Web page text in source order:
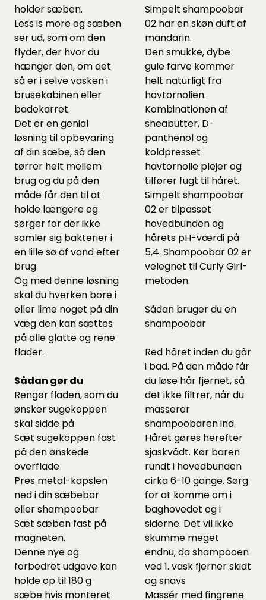
holder sæben.
Less is more og sæben
ser ud, som om den
flyder, der hvor du
hænger den, om det
så er i selve vasken i
brusekabinen eller
badekarret.
Det er en genial
løsning til opbevaring
af din sæbe, så den
tørrer helt mellem
brug og du på den
måde får den til at
holde længere og
sørger for der ikke
samler sig bakterier i
en lille sø af vand efter
brug.
Og med denne løsning
skal du hverken bore i
eller lime noget på din
væg den kan sættes
på alle glatte og rene
flader.
Sådan gør du
Rengør fladen, som du
ønsker sugekoppen
skal sidde på
Sæt sugekoppen fast
på den ønskede
overflade
Pres metal-kapslen
ned i din sæbebar
eller shampoobar
Sæt sæben fast på
magneten.
Denne nye og
forbedret udgave kan
holde op til 180 g
sæbe hvis monteret
Simpelt shampoobar
02 har en skøn duft af
mandarin.
Den smukke, dybe
gule farve kommer
helt naturligt fra
havtornolien.
Kombinationen af
sheabutter, D-
panthenol og
koldpresset
havtornolie plejer og
tilfører fugt til håret.
Simpelt shampoobar
02 er tilpasset
hovedbunden og
hårets pH-værdi på
5,4. Shampoobar 02 er
velegnet til Curly Girl-
metoden.
Sådan bruger du en
shampoobar
Red håret inden du går
i bad. På den måde får
du løse hår fjernet, så
det ikke filtrer, når du
masserer
shampoobaren ind.
Håret gøres herefter
sjaskvådt. Kør baren
rundt i hovedbunden
cirka 6-10 gange. Sørg
for at komme om i
baghovedet og i
siderne. Det vil ikke
skumme meget
endnu, da shampooen
ved 1. vask fjerner skidt
og snavs
Massér med fingrene